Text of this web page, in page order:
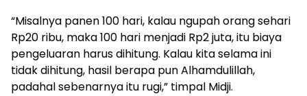
“Misalnya panen 100 hari, kalau ngupah orang sehari
Rp20 ribu, maka 100 hari menjadi Rp2 juta, itu biaya
pengeluaran harus dihitung. Kalau kita selama ini
tidak dihitung, hasil berapa pun Alhamdulillah,
padahal sebenarnya itu rugi,” timpal Midji.